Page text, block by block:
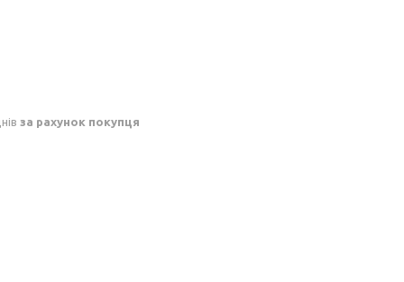
за рахунок покупця